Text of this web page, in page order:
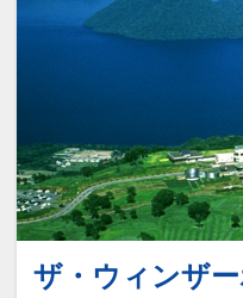
ザ・ウィンザ